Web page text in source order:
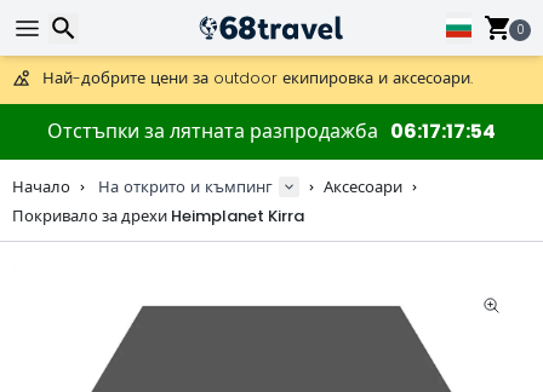
0
Предлага се и DHL Express за една нощ.
30 дни за връщане, 90 дни за дървени карти и декорации.
Най-добрите цени за outdoor екипировка и аксесоари.
Отстъпки за лятната разпродажба 06 17 17 54
Начало На открито и къмпинг
Аксесоари
Покривало за дрехи Heimplanet Kirra
Търсене